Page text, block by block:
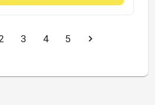
3 4 5